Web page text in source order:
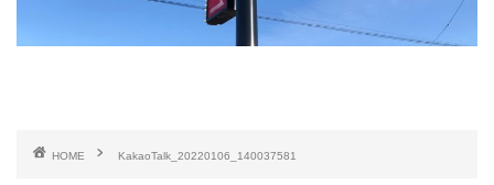
HOME KakaoTalk_20220106_140037581